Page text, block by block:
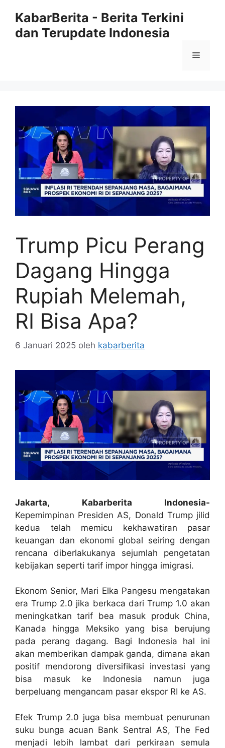
KabarBerita - Berita Terkini
dan Terupdate Indonesia
Menu
Trump Picu Perang
Dagang Hingga
Rupiah Melemah,
RI Bisa Apa?
6 Januari 2025 oleh kabarberita
Jakarta, Kabarberita Indonesia-
Kepemimpinan Presiden AS, Donald Trump jilid
kedua telah memicu kekhawatiran pasar
keuangan dan ekonomi global seiring dengan
rencana diberlakukanya sejumlah pengetatan
kebijakan seperti tarif impor hingga imigrasi.
Ekonom Senior, Mari Elka Pangesu mengatakan
era Trump 2.0 jika berkaca dari Trump 1.0 akan
meningkatkan tarif bea masuk produk China,
Kanada hingga Meksiko yang bisa berujung
pada perang dagang. Bagi Indonesia hal ini
akan memberikan dampak ganda, dimana akan
positif mendorong diversifikasi investasi yang
bisa masuk ke Indonesia namun juga
berpeluang mengancam pasar ekspor RI ke AS.
Efek Trump 2.0 juga bisa membuat penurunan
suku bunga acuan Bank Sentral AS, The Fed
menjadi lebih lambat dari perkiraan semula